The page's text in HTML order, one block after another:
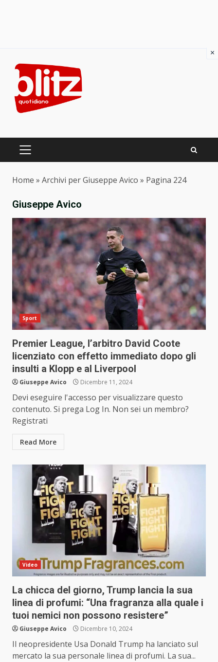
content
PRIMARY
Home » Archivi per Giuseppe Avico » Pagina 224
Giuseppe Avico
Sport
Premier League, l’arbitro David Coote
licenziato con effetto immediato dopo gli
insulti a Klopp e al Liverpool
Giuseppe Avico Dicembre 11, 2024
Devi eseguire l'accesso per visualizzare questo
contenuto. Si prega Log In. Non sei un membro?
Registrati
Read More
Video
La chicca del giorno, Trump lancia la sua
linea di profumi: “Una fragranza alla quale i
tuoi nemici non possono resistere”
Giuseppe Avico Dicembre 10, 2024
Il neopresidente Usa Donald Trump ha lanciato sul
mercato la sua personale linea di profumi. La sua...
×